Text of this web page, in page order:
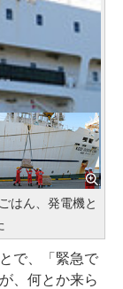
はん、発電機と
で、「緊急で
、何とか来ら